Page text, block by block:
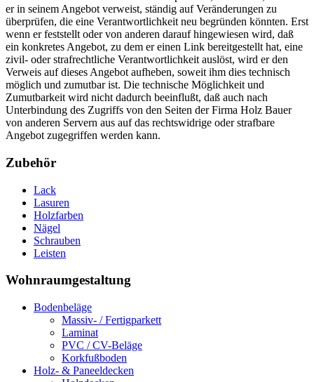
er in seinem Angebot verweist, ständig auf Veränderungen zu
überprüfen, die eine Verantwortlichkeit neu begründen könnten. Erst
wenn er feststellt oder von anderen darauf hingewiesen wird, daß
ein konkretes Angebot, zu dem er einen Link bereitgestellt hat, eine
zivil- oder strafrechtliche Verantwortlichkeit auslöst, wird er den
Verweis auf dieses Angebot aufheben, soweit ihm dies technisch
möglich und zumutbar ist. Die technische Möglichkeit und
Zumutbarkeit wird nicht dadurch beeinflußt, daß auch nach
Unterbindung des Zugriffs von den Seiten der Firma Holz Bauer
von anderen Servern aus auf das rechtswidrige oder strafbare
Angebot zugegriffen werden kann.
Zubehör
Lack
Lasuren
Holzfarben
Nägel
Schrauben
Leisten
Wohnraumgestaltung
Bodenbeläge
Massiv- / Fertigparkett
Laminat
PVC / CV-Beläge
Korkfußboden
Holz- & Paneeldecken